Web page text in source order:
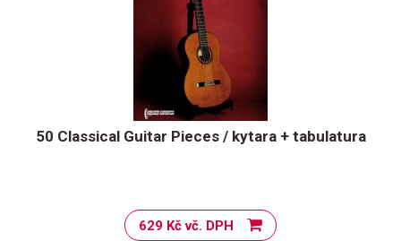
50 Classical Guitar Pieces / kytara + tabulatura
629 Kč vč. DPH